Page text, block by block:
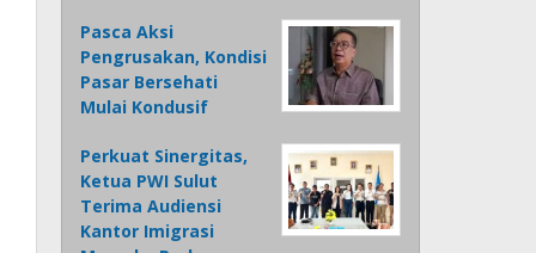
Pasca Aksi
Pengrusakan, Kondisi
Pasar Bersehati
Mulai Kondusif
Perkuat Sinergitas,
Ketua PWI Sulut
Terima Audiensi
Kantor Imigrasi